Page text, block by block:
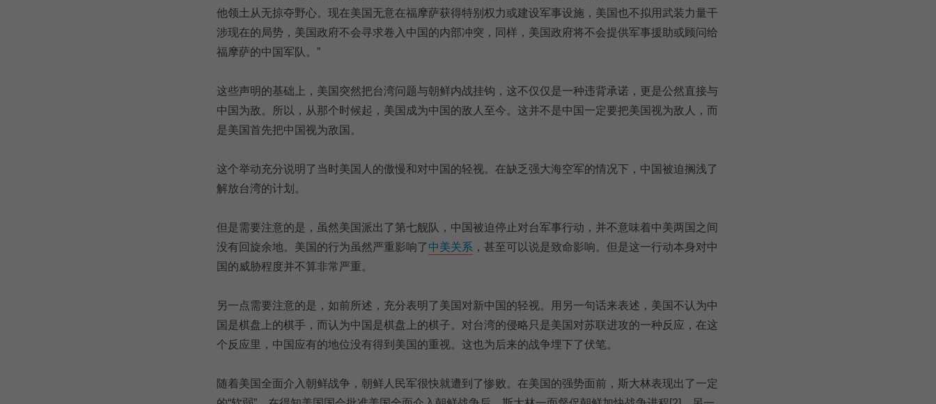
他领土从无掠夺野心。现在美国无意在福摩萨获得特别权力或建设军事设施，美国也不拟用武装力量干
涉现在的局势，美国政府不会寻求卷入中国的内部冲突，同样，美国政府将不会提供军事援助或顾问给
福摩萨的中国军队。”
这些声明的基础上，美国突然把台湾问题与朝鲜内战挂钩，这不仅仅是一种违背承诺，更是公然直接与
中国为敌。所以，从那个时候起，美国成为中国的敌人至今。这并不是中国一定要把美国视为敌人，而
是美国首先把中国视为敌国。
这个举动充分说明了当时美国人的傲慢和对中国的轻视。在缺乏强大海空军的情况下，中国被迫搁浅了
解放台湾的计划。
但是需要注意的是，虽然美国派出了第七舰队，中国被迫停止对台军事行动，并不意味着中美两国之间
没有回旋余地。美国的行为虽然严重影响了中美关系 ，甚至可以说是致命影响。但是这一行动本身对中
国的威胁程度并不算非常严重。
另一点需要注意的是，如前所述，充分表明了美国对新中国的轻视。用另一句话来表述，美国不认为中
国是棋盘上的棋手，而认为中国是棋盘上的棋子。对台湾的侵略只是美国对苏联进攻的一种反应，在这
个反应里，中国应有的地位没有得到美国的重视。这也为后来的战争埋下了伏笔。
随着美国全面介入朝鲜战争，朝鲜人民军很快就遭到了惨败。在美国的强势面前，斯大林表现出了一定